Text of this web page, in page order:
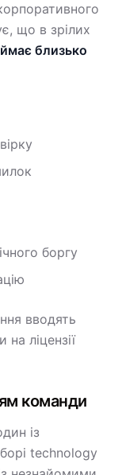
що в зрілих
близько
боргу
вводять
на ліцензії
команди
із
technology